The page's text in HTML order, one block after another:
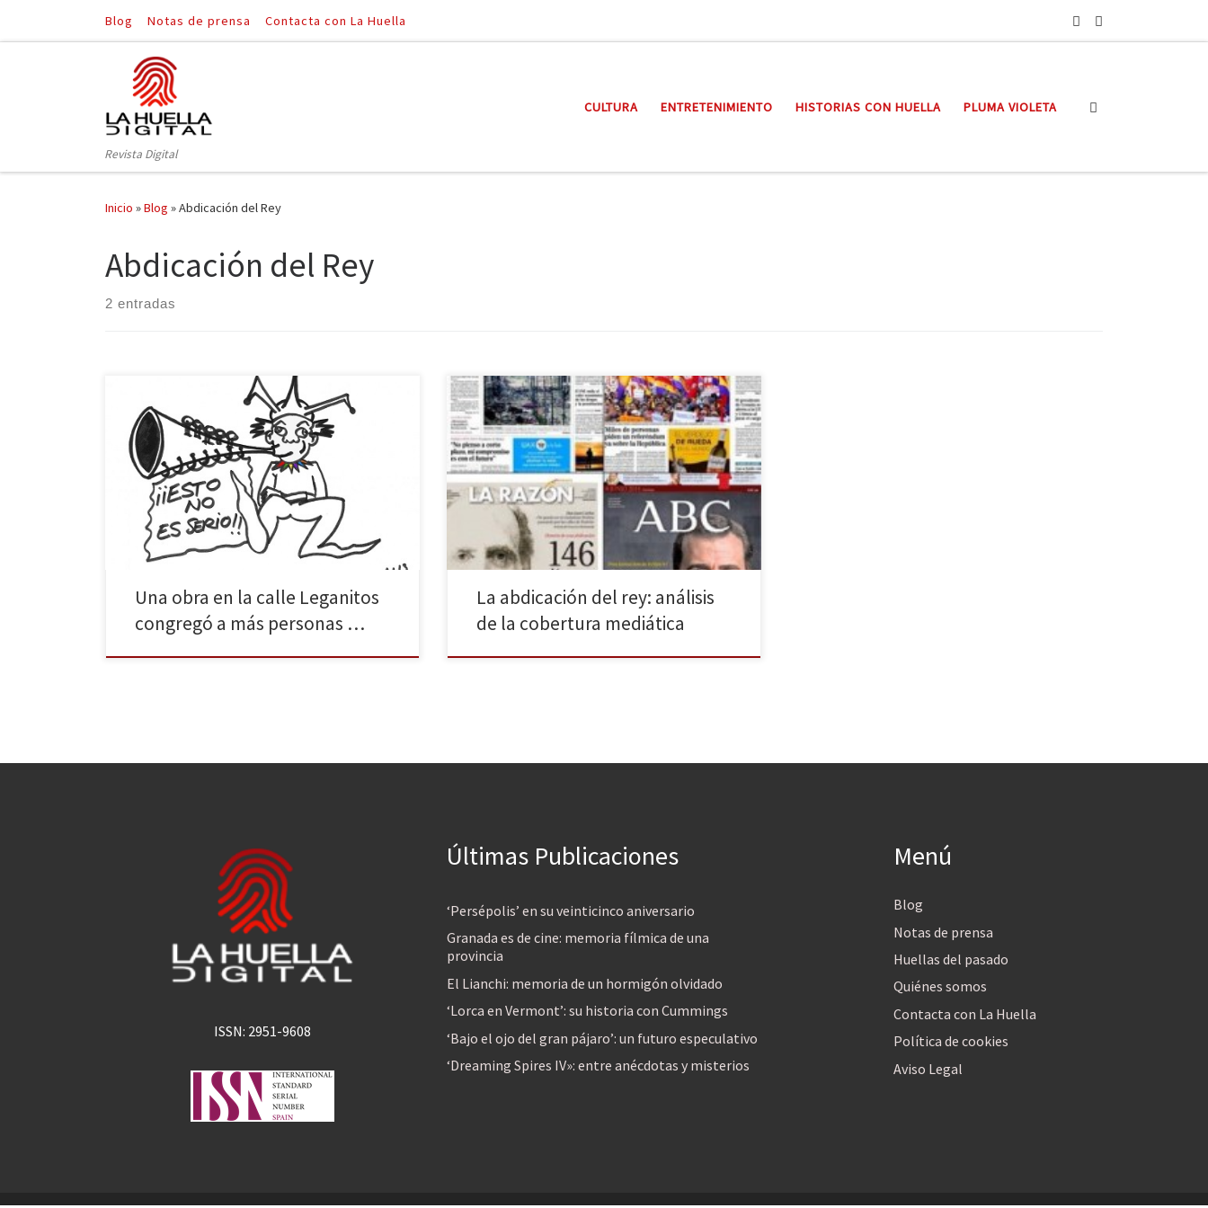
Saltar al contenido
Blog Notas de prensa Contacta con La Huella
Revista Digital
CULTURA ENTRETENIMIENTO HISTORIAS CON HUELLA PLUMA VIOLETA
Inicio »Blog »Abdicación del Rey
Abdicación del Rey
2 entradas
Todo lo que va a leer a continuación es falso, salvo
alguna cosa. NACIONAL Según un portavoz de la Casa
Real, Juan Carlos I «el campechano» le propuso al
presidente del gobierno, Emilio Botín, convertirse en
su heredero. «Paso de ser rey, ya soy dios», respondió
el banquero. Como Paquirrín, […]
Una obra en la calle Leganitos
congregó a más personas …
El 2 de junio de 2014 el Rey Juan Carlos I abdicaba la
corona en favor de su hijo Felipe. Su renuncia
provocaba una inmediata respuesta en las calles, que
ese mismo día se llenaban de gente pidiendo un
referéndum para elegir en las urnas el modelo de
Estado. Los […]
La abdicación del rey: análisis
de la cobertura mediática
ISSN: 2951-9608
Últimas Publicaciones
‘Persépolis’ en su veinticinco aniversario
Granada es de cine: memoria fílmica de una
provincia
El Lianchi: memoria de un hormigón olvidado
‘Lorca en Vermont’: su historia con Cummings
‘Bajo el ojo del gran pájaro’: un futuro especulativo
‘Dreaming Spires IV»: entre anécdotas y misterios
Menú
Blog
Notas de prensa
Huellas del pasado
Quiénes somos
Contacta con La Huella
Política de cookies
Aviso Legal